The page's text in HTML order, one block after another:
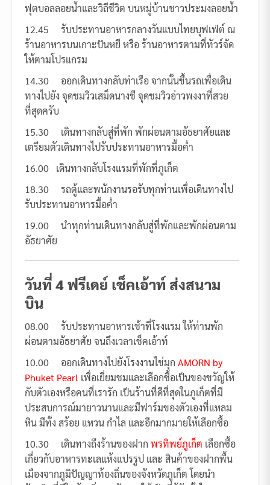
ฟุตบอลลอยน้ำและวิถีชีวิต บนหมู่บ้านชาวประมงลอยน้ำ
12.45 รับประทานอาหารกลางวันแบบไทยบุฟเฟ่ต์ ณ
ร้านอาหารบนเกาะปันหยี หรือ ร้านอาหารตามที่ทัวร์จัด
ให้ตามโปรแกรม
14.30 ออกเดินทางกลับท่าเรือ จากนั้นขึ้นรถเพื่อเดิน
ทางไปยัง จุดชมวิวเสม็ดนางชี จุดชมวิวอ่าวพงงาที่สวย
ที่สุดครับ
15.30 เดินทางกลับสู่ที่พัก พักผ่อนตามอัธยาศัยและ
เตรียมตัวเดินทางไปรับประทานอาหารมื้อค่ำ
16.00 เดินทางกลับโรงแรมที่พักที่ภูเก็ต
18.30 รถตู้และพนักงานรอรับทุกท่านเพื่อเดินทางไป
รับประทานอาหารมื้อค่ำ
19.00 นำทุกท่านเดินทางกลับสู่ที่พักและพักผ่อนตาม
อัธยาศัย
วันที่ 4 ฟรีเดย์ เช็คเอ้าท์ ส่งสนาม
บิน
08.00 รับประทานอาหารเช้าที่โรงแรม ให้ท่านพัก
ผ่อนตามอัธยาศัย จนถึงเวลาเช็คเอ้าท์
10.00 ออกเดินทางไปยังโรงงานไข่มุก AMORN by
Phuket Pearl เพื่อเยี่ยมชมและเลือกซื้อเป็นของขวัญให้
กับตัวเองหรือคนที่เรารัก เป็นร้านที่ดีที่สุดในภูเก็ตที่มี
ประสบการณ์มายาวนานและมีฟาร์มของตัวเองที่แหลม
หิน มีทั้ง สร้อย แหวน กำไล และอีกมากมายให้เลือกซื้อ
10.30 เดินทางถึงร้านของฝาก พรทิพย์ภูเก็ต เลือกซื้อ
เกี่ยวกับอาหารทะเลแห้งแปรรูป และ สินค้าของฝากพื้น
เมืองจากภูมิปัญญาท้องถิ่นของจังหวัดภูเก็ต โดยนำ